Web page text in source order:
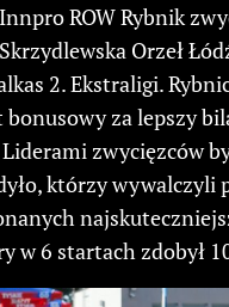
ROW Rybnik
Orzeł
2. Ekstraligi.
za lepszy
zwycięzców
którzy wywalczyli
w 6 startach zdobył